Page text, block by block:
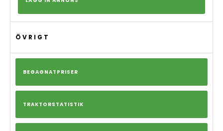
ÖVRIGT
BEGAGNATPRISER
TRAKTORSTATISTIK